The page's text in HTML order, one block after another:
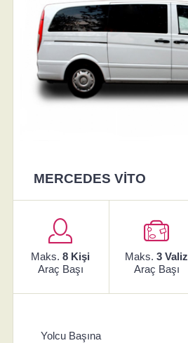
MERCEDES VİTO
Maks.8 Kişi
Araç Başı
Maks.3 Valiz
Araç Başı
Yolcu Başına